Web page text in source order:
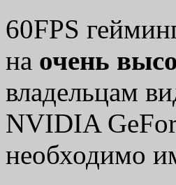
60FPS
на очень
владельцам
NVIDIA
необходимо